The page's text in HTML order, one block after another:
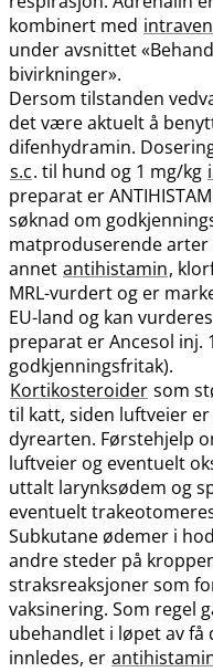
kombinert med
under avsnittet
bivirkninger».
Dersom tilstanden
det være aktuelt å
difenhydramin.
s.c. til hund og 1 mg/kg
preparat er
søknad om
matproduserende arter
annet antihistamin,
MRL-vurdert og er
EU-land og kan
preparat er Ancesol inj.
godkjenningsfritak).
Kortikosteroider som
til katt, siden luftveier
dyrearten. Førstehjelp
luftveier og eventuelt
uttalt larynksødem og
eventuelt
Subkutane ødemer i
andre steder på
straksreaksjoner som
vaksinering. Som regel
ubehandlet i løpet av
innledes, er